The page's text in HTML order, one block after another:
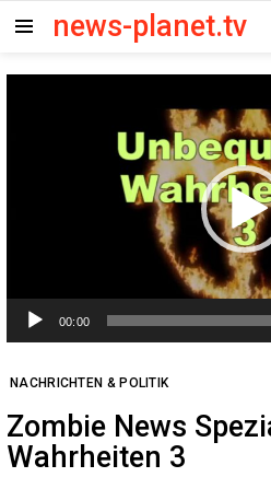
news-planet.tv
Video-
00:00
NACHRICHTEN & POLITIK
Zombie News
Wahrheiten 3